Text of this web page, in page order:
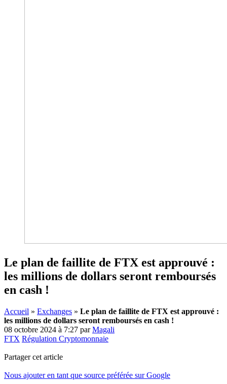
Le plan de faillite de FTX est approuvé :
les millions de dollars seront remboursés
en cash !
Accueil » Exchanges » Le plan de faillite de FTX est approuvé :
les millions de dollars seront remboursés en cash !
08 octobre 2024 à 7:27 parMagali
FTX Régulation Cryptomonnaie
Partager cet article
Nous ajouter en tant que source préférée sur Google